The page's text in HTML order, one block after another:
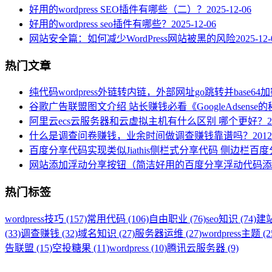
好用的wordpress SEO插件有哪些（二）？ 2025-12-06
好用的wordpress seo插件有哪些？ 2025-12-06
网站安全篇：如何减少WordPress网站被黑的风险2025-
热门文章
纯代码wordpress外链转内链，外部网址go跳转并base64
谷歌广告联盟图文介绍 站长赚钱必看《GoogleAdsense的
阿里云ecs云服务器和云虚拟主机有什么区别 哪个更好？
什么是调查问卷赚钱，业余时间做调查赚钱靠谱吗？
百度分享代码实现类似Jiathis侧栏式分享代码 侧边栏百
网站添加浮动分享按钮（简洁好用的百度分享浮动代码
热门标签
wordpress技巧 (157)常用代码 (106)自由职业 (76)seo知识 (74)建
(33)调查赚钱 (32)域名知识 (27)服务器运维 (27)wordpress主题
告联盟 (15)空投糖果 (11)wordpress (10)腾讯云服务器 (9)